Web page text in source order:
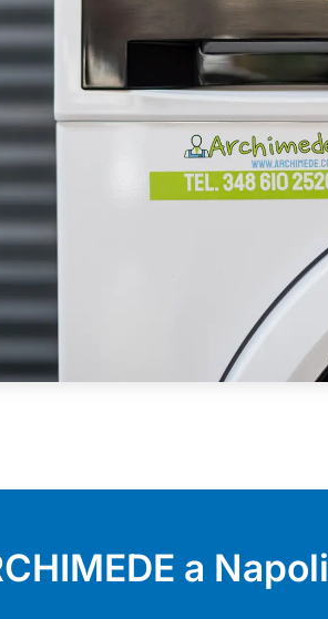
a Napoli